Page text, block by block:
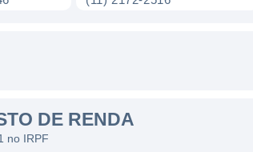
de investimento. Isso é feito
imobiliário, garantindo assim
recursos no mercado para
de uma gestora com regeneração
DE RENDA
no IRPF